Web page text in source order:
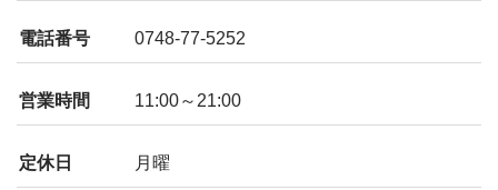
電話番号 0748-77-5252
営業時間 11:00～21:00
定休日 月曜